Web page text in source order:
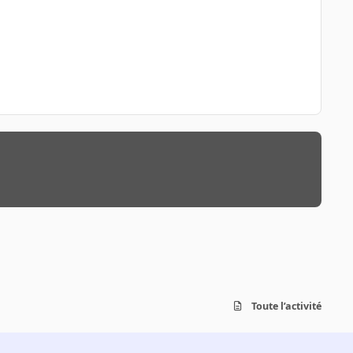
Toute l’activité